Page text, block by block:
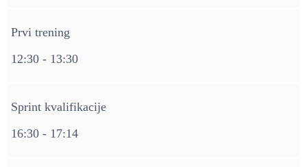
Prvi trening
12:30 - 13:30
Sprint kvalifikacije
16:30 - 17:14